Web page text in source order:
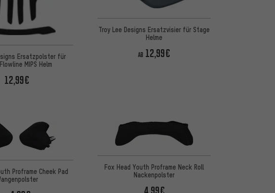
Ersatzpolster für
MIPS Helm
12,99€
Troy Lee Designs Ersatzvisier für Stage
Helme
AB 12,99€
Proframe Cheek Pad
Fox Head Youth Proframe Neck Roll
Nackenpolster